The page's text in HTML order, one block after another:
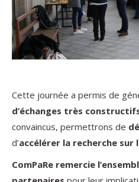
Cette journée a permis de
d’échanges très
convaincus, permettrons de
d’accélérer la recherche sur
ComPaRe remercie